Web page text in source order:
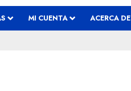
MI CUENTA ACERCA